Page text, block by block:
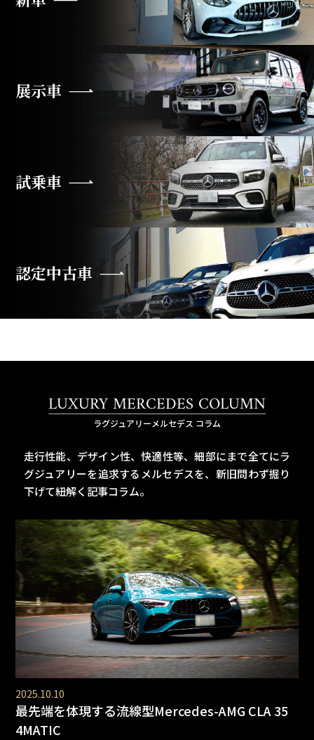
展示車
試乗車
認定中古車
LUXURY MERCEDES COLUMN
ラグジュアリーメルセデス コラム
走行性能、デザイン性、快適性等、細部にまで全てにラ
グジュアリーを追求するメルセデスを、 新旧問わず掘り
下げて紐解く記事コラム。
2025.10.10
最先端を体現する流線型Mercedes-AMG CLA 35
4MATIC